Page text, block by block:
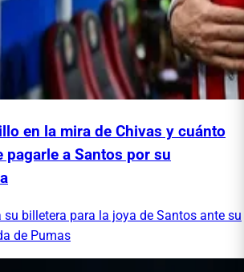
en la mira de Chivas y cuánto
pagarle a Santos por su
su billetera para la joya de Santos ante su
de Pumas